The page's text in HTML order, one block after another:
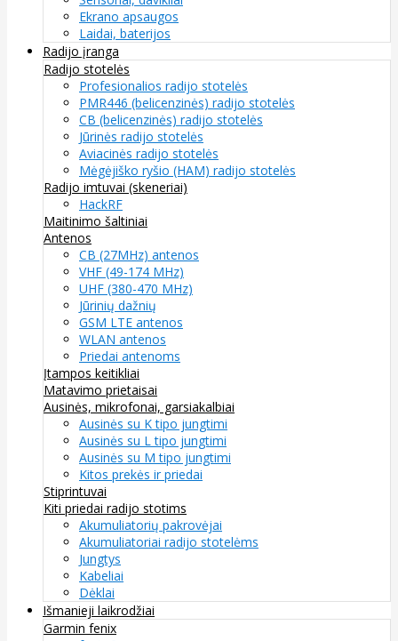
Ekrano apsaugos
Laidai, baterijos
Radijo įranga
Radijo stotelės
Profesionalios radijo stotelės
PMR446 (belicenzinės) radijo stotelės
CB (belicenzinės) radijo stotelės
Jūrinės radijo stotelės
Aviacinės radijo stotelės
Mėgėjiško ryšio (HAM) radijo stotelės
Radijo imtuvai (skeneriai)
HackRF
Maitinimo šaltiniai
Antenos
CB (27MHz) antenos
VHF (49-174 MHz)
UHF (380-470 MHz)
Jūrinių dažnių
GSM LTE antenos
WLAN antenos
Priedai antenoms
Įtampos keitikliai
Matavimo prietaisai
Ausinės, mikrofonai, garsiakalbiai
Ausinės su K tipo jungtimi
Ausinės su L tipo jungtimi
Ausinės su M tipo jungtimi
Kitos prekės ir priedai
Stiprintuvai
Kiti priedai radijo stotims
Akumuliatorių pakrovėjai
Akumuliatoriai radijo stotelėms
Jungtys
Kabeliai
Dėklai
Išmanieji laikrodžiai
Garmin fenix